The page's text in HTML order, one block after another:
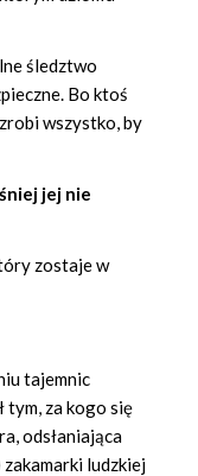
śledztwo
Bo ktoś
wszystko, by
jej nie
zostaje w
tajemnic
tym, za kogo się
odsłaniająca
ludzkiej